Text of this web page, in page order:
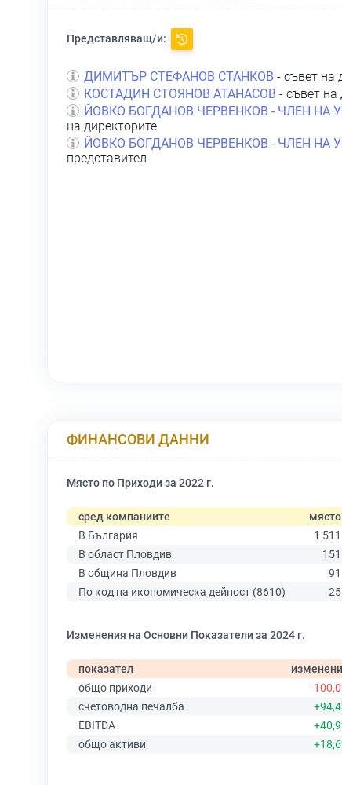
Представляващ/и:
ДИМИТЪР СТЕФАНОВ СТАНКОВ - съвет на
КОСТАДИН СТОЯНОВ АТАНАСОВ - съвет на
ЙОВКО БОГДАНОВ ЧЕРВЕНКОВ - ЧЛЕН НА
на директорите
ЙОВКО БОГДАНОВ ЧЕРВЕНКОВ - ЧЛЕН НА
представител
ФИНАНСОВИ ДАННИ
Място по Приходи за 2022 г.
сред компаниите място
В България
1 511
В област Пловдив
151
В община Пловдив
91
По код на икономическа дейност (8610)
25
Изменения на Основни Показатели за 2024 г.
показател
общо приходи
-
счетоводна печалба
EBITDA
общо активи